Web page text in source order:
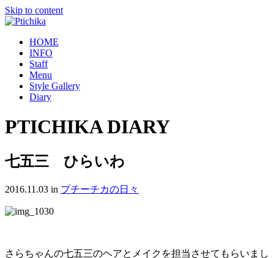
Skip to content
HOME
INFO
Staff
Menu
Style Gallery
Diary
PTICHIKA DIARY
七五三 ひらいわ
2016.11.03 in プチーチカの日々
さらちゃんの七五三のヘアとメイクを担当させてもらいまし